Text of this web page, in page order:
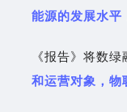
能源的发展水平
《报告》将数
和运营对象，物